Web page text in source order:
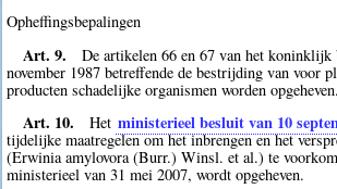
Opheffingsbepalingen
Art. 9.
De artikelen 66 en 67 van het koninklijk
november 1987 betreffende de bestrijding van voor
producten schadelijke organismen worden opgeheven.
Art. 10. Het ministerieel besluit van 10
tijdelijke maatregelen om het inbrengen en het
(Erwinia amylovora (Burr.) Winsl. et al.) te
ministerieel van 31 mei 2007, wordt opgeheven.